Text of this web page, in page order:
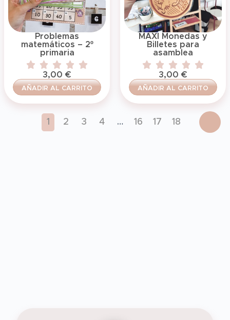
Problemas
matemáticos – 2º
primaria
3,00 €
AÑADIR AL CARRITO
MAXI Monedas y
Billetes para
asamblea
3,00 €
AÑADIR AL CARRITO
1 2 3 4 … 16 17 18